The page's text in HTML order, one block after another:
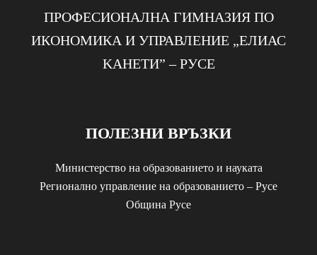
ПРОФЕСИОНАЛНА ГИМНАЗИЯ ПО
ИКОНОМИКА И УПРАВЛЕНИЕ „EЛИАС
KАНЕТИ” – РУСЕ
ПОЛЕЗНИ ВРЪЗКИ
Министерство на образованието и науката
Регионално управление на образованието – Русе
Община Русе